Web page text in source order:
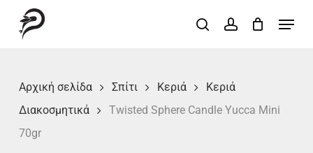
searchaccount
Menu
Αρχική σελίδα Σπίτι Κεριά
Κεριά
Διακοσμητικά
Twisted Sphere Candle Yucca Mini
70gr